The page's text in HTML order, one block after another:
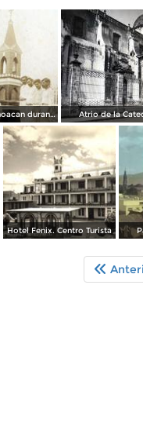
Zamora Michoacan durante la Guerra Cristera Atrio de la
Hotel Fenix. Centro Turista